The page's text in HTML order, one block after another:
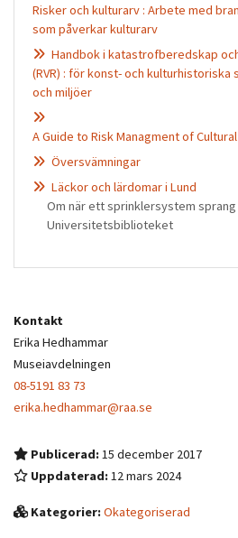
Risker och kulturarv : Arbete med
som påverkar kulturarv
Handbok i katastrofberedskap
(RVR) : för konst- och kulturhistoriska
och miljöer
A Guide to Risk Managment of
Översvämningar
Läckor och lärdomar i Lund
Om när ett sprinklersystem sprang
Universitetsbiblioteket
Kontakt
Erika Hedhammar
Museiavdelningen
08-5191 83 73
erika.hedhammar@raa.se
Publicerad:15 december 2017
Uppdaterad:12 mars 2024
Kategorier:Okategoriserad